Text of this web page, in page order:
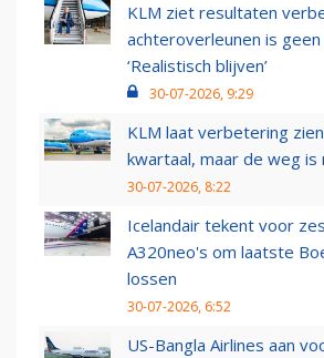
KLM ziet resultaten
achteroverleunen is
‘Realistisch blijven’
30-07-2026, 9:29
KLM laat verbetering
kwartaal, maar de weg is
30-07-2026, 8:22
Icelandair tekent voor
A320neo's om laatste
lossen
30-07-2026, 6:52
US-Bangla Airlines aan